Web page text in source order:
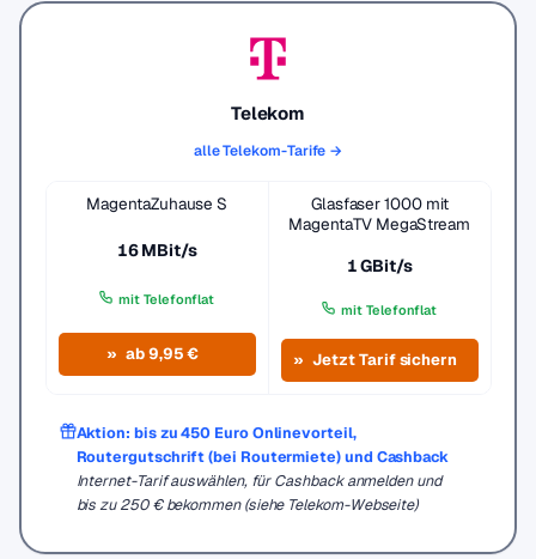
Telekom
alle Telekom-Tarife →
MagentaZuhause S
16 MBit/s
mit Telefonflat
ab 9,95 €
Glasfaser 1000 mit
MagentaTV MegaStream
1 GBit/s
mit Telefonflat
Jetzt Tarif sichern
Aktion: bis zu 450 Euro Onlinevorteil,
Routergutschrift (bei Routermiete) und Cashback
Internet-Tarif auswählen, für Cashback anmelden und
bis zu 250 € bekommen (siehe Telekom-Webseite)